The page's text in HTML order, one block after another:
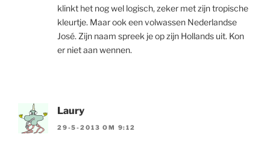
klinkt het nog wel logisch, zeker met zijn tropische
kleurtje. Maar ook een volwassen Nederlandse
José. Zijn naam spreek je op zijn Hollands uit. Kon
er niet aan wennen.
Laury
29-5-2013 OM 9:12